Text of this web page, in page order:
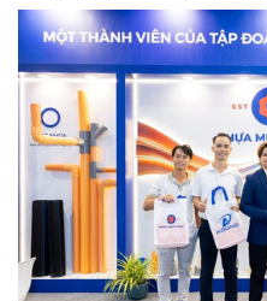
trình hạ tầng và xây dựng. Sự
quan, các nhà thầu, chủ đầu tư